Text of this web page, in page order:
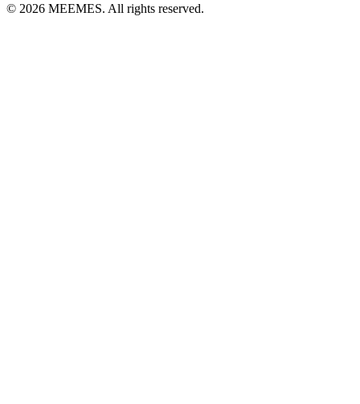
© 2026 MEEMES. All rights reserved.